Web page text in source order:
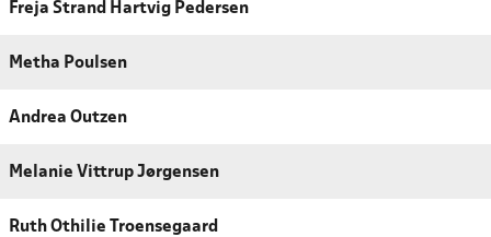
Freja Strand Hartvig Pedersen
Metha Poulsen
Andrea Outzen
Melanie Vittrup Jørgensen
Ruth Othilie Troensegaard